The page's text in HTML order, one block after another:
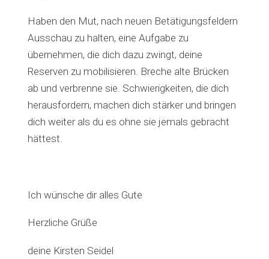
Haben den Mut, nach neuen Betätigungsfeldern
Ausschau zu halten, eine Aufgabe zu
übernehmen, die dich dazu zwingt, deine
Reserven zu mobilisieren. Breche alte Brücken
ab und verbrenne sie. Schwierigkeiten, die dich
herausfordern, machen dich stärker und bringen
dich weiter als du es ohne sie jemals gebracht
hättest.
Ich wünsche dir alles Gute
Herzliche Grüße
deine Kirsten Seidel